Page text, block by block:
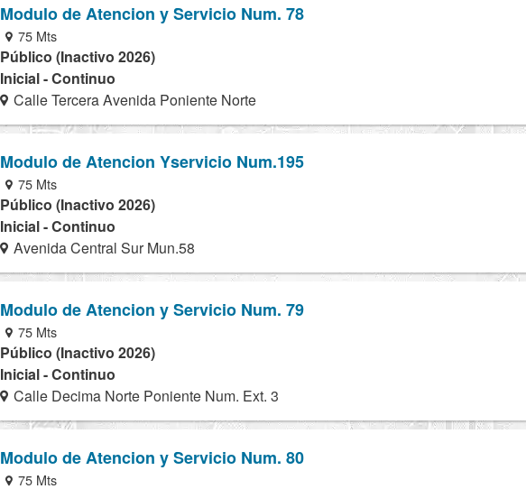
Modulo de Atencion y Servicio Num. 78
75 Mts
Público (Inactivo 2026)
Inicial - Continuo
Calle Tercera Avenida Poniente Norte
Modulo de Atencion Yservicio Num.195
75 Mts
Público (Inactivo 2026)
Inicial - Continuo
Avenida Central Sur Mun.58
Modulo de Atencion y Servicio Num. 79
75 Mts
Público (Inactivo 2026)
Inicial - Continuo
Calle Decima Norte Poniente Num. Ext. 3
Modulo de Atencion y Servicio Num. 80
75 Mts